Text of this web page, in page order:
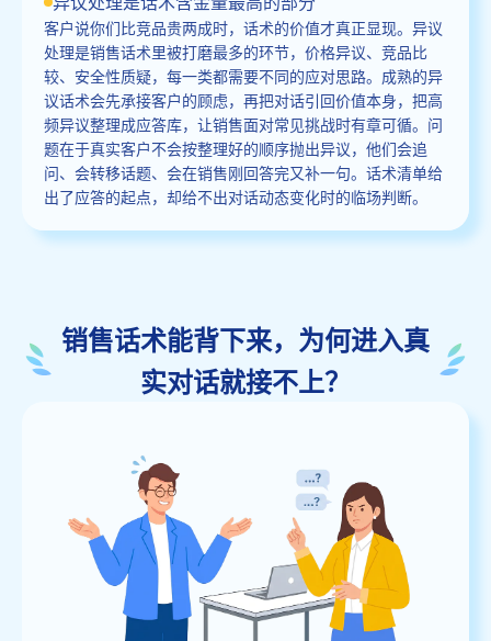
客户说你们比竞品贵两成时，话术的价值才真正显现。异议
处理是销售话术里被打磨最多的环节，价格异议、竞品比
较、安全性质疑，每一类都需要不同的应对思路。成熟的异
议话术会先承接客户的顾虑，再把对话引回价值本身，把高
频异议整理成应答库，让销售面对常见挑战时有章可循。问
题在于真实客户不会按整理好的顺序抛出异议，他们会追
问、会转移话题、会在销售刚回答完又补一句。话术清单给
出了应答的起点，却给不出对话动态变化时的临场判断。
销售话术能背下来，为何进入真
实对话就接不上？